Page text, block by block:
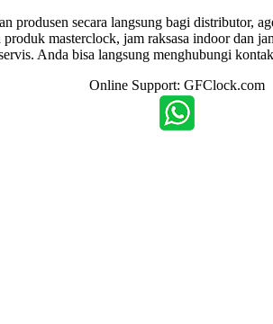
produsen secara langsung bagi distributor,
masterclock, jam raksasa indoor dan
Anda bisa langsung menghubungi
Online Support: GFClock.com